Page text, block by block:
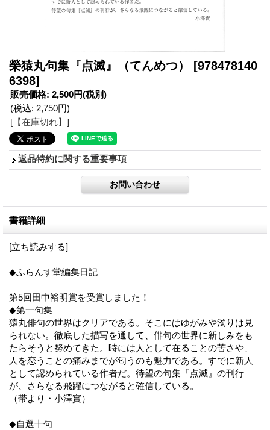
榮猿丸句集『点滅』（てんめつ） [978478140
6398]
販売価格: 2,500円(税別)
(税込: 2,750円)
[【在庫切れ】]
返品特約に関する重要事項
書籍詳細
[立ち読みする]
◆ふらんす堂編集日記
第5回田中裕明賞を受賞しました！
◆第一句集
猿丸俳句の世界はクリアである。そこにはゆがみや濁りは見
られない。徹底した描写を通して、俳句の世界に新しみをも
たらそうと努めてきた。時には人として在ることの苦さや、
人を恋うことの痛みまでが匂うのも魅力である。すでに新人
として認められている作者だ。待望の句集『点滅』の刊行
が、さらなる飛躍につながると確信している。
（帯より・小澤實）
◆自選十句